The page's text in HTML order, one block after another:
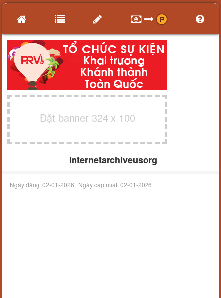
Đặt banner 324 x 100
Internetarchiveusorg
Ngày đăng:02-01-2026 | Ngày cập nhật:02-01-2026